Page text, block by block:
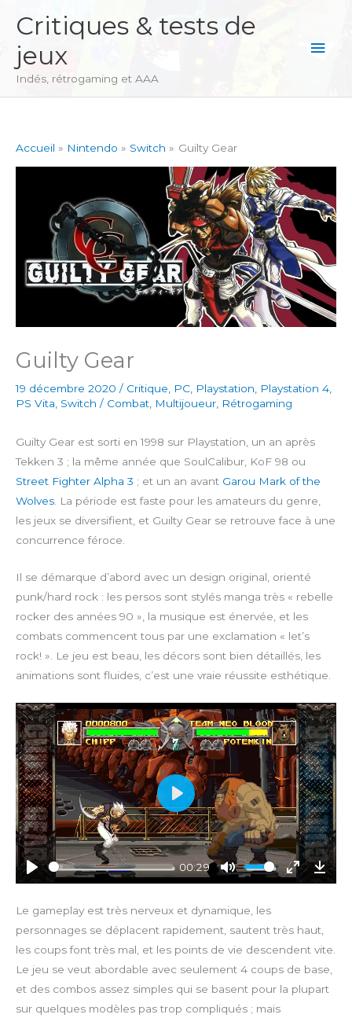
contenu
Critiques & tests de
jeux
Indés, rétrogaming et AAA
Accueil Nintendo Switch Guilty Gear
Guilty Gear
19 décembre 2020 / Critique PC Playstation Playstation 4
PS Vita Switch / Combat Multijoueur Rétrogaming
Guilty Gear est sorti en 1998 sur Playstation, un an après
Tekken 3 ; la même année que SoulCalibur, KoF 98 ou
Street Fighter Alpha 3 ; et un an avant Garou Mark of the
Wolves. La période est faste pour les amateurs du genre,
les jeux se diversifient, et Guilty Gear se retrouve face à une
concurrence féroce.
Il se démarque d’abord avec un design original, orienté
punk/hard rock : les persos sont stylés manga très « rebelle
rocker des années 90 », la musique est énervée, et les
combats commencent tous par une exclamation « let’s
rock! ». Le jeu est beau, les décors sont bien détaillés, les
animations sont fluides, c’est une vraie réussite esthétique.
P
a
y
00:29
M
e
E
e
r
f
u
D
n
l
o
a
P
l
a
y
Le gameplay est très nerveux et dynamique, les
personnages se déplacent rapidement, sautent très haut,
les coups font très mal, et les points de vie descendent vite.
Le jeu se veut abordable avec seulement 4 coups de base,
et des combos assez simples qui se basent pour la plupart
sur quelques modèles pas trop compliqués ; mais